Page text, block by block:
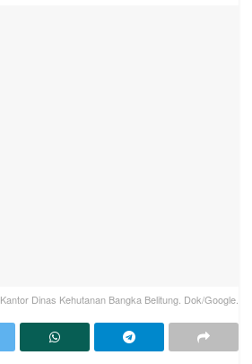
Kantor Dinas Kehutanan Bangka Belitung. Dok/Google.